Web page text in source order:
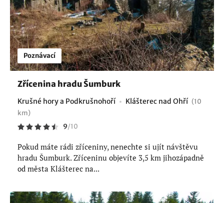
Poznávací
Zřícenina hradu Šumburk
Krušné hory a Podkrušnohoří Klášterec nad Ohří (10
km)
9/10
Pokud máte rádi zříceniny, nenechte si ujít návštěvu
hradu Šumburk. Zříceninu objevíte 3,5 km jihozápadně
od města Klášterec na...